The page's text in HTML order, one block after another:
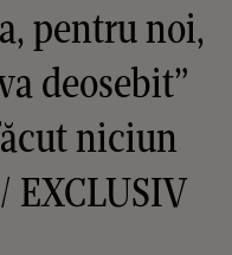
pentru noi,
deosebit”
niciun
EXCLUSIV